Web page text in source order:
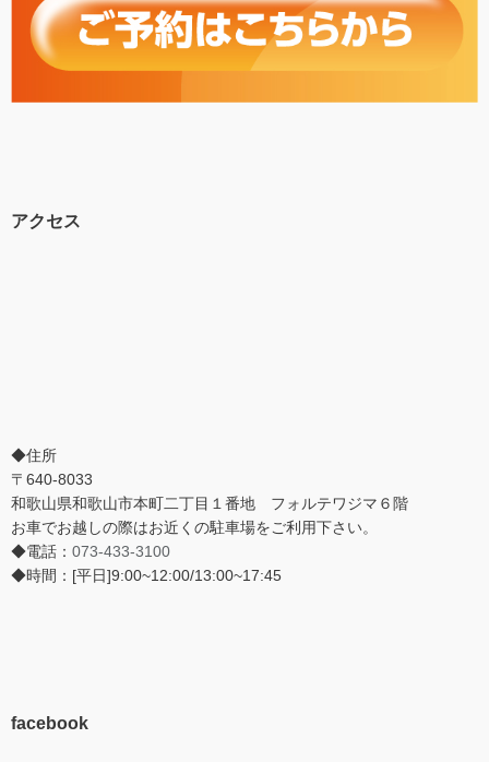
アクセス
◆住所
〒640-8033
和歌山県和歌山市本町二丁目１番地 フォルテワジマ６階
お車でお越しの際はお近くの駐車場をご利用下さい。
◆電話： 073-433-3100
◆時間：[平日]9:00~12:00/13:00~17:45
facebook